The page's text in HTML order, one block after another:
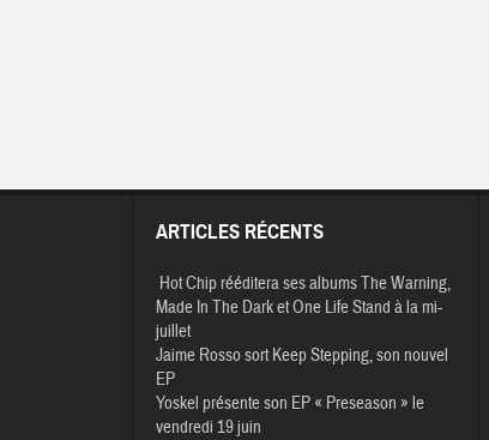
ARTICLES RÉCENTS
Hot Chip rééditera ses albums The Warning,
Made In The Dark et One Life Stand à la mi-
juillet
Jaime Rosso sort Keep Stepping, son nouvel
EP
Yoskel présente son EP « Preseason » le
vendredi 19 juin